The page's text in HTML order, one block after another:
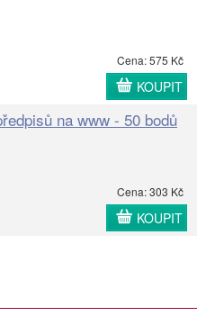
Cena: 575 Kč
KOUPIT
na www - 50 bodů
Cena: 303 Kč
KOUPIT